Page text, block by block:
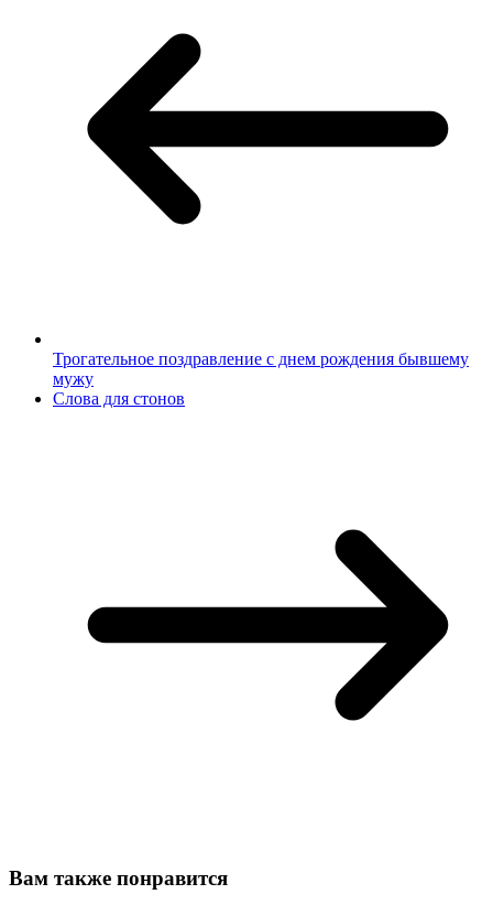
Трогательное поздравление с днем рождения бывшему
мужу
Слова для стонов
Вам также понравится